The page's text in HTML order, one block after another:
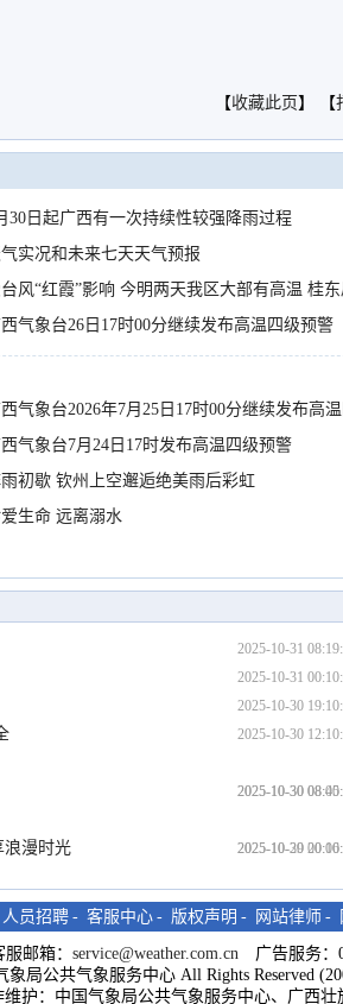
【收藏此页 】 【
30日起广西有一次持续性较强降雨过程
实况和未来七天天气预报
风“红霞”影响 今明两天我区大部有高温 桂
强降雨
气象台26日17时00分继续发布高温四级预警
气象台2026年7月25日17时00分继续发布高
气象台7月24日17时发布高温四级预警
雨初歇 钦州上空邂逅绝美雨后彩虹
生命 远离溺水
2025-10-31
2025-10-31
2025-10-30
2025-10-30
2025-10-30
2025-10-30
2025-10-30
浪漫时光 2025-10-29
人员招聘 - 客服中心 - 版权声明 - 网站律师 -
服邮箱： service@weather.com.cn 广告服务：
象局公共气象服务中心 All Rights Reserved
维护：中国气象局公共气象服务中心、广西壮